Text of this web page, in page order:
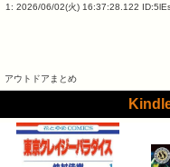
1: 2026/06/02(火) 16:37:28.122
アウトドアまとめ